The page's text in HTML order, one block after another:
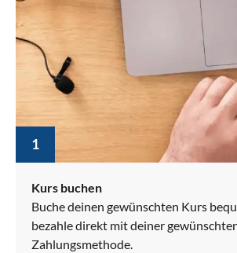
1
Kurs buchen
Buche deinen gewünschten Kurs
bezahle direkt mit deiner
Zahlungsmethode.